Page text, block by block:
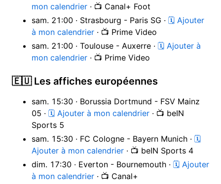
mon calendrier · 📺 Canal+ Foot
sam. 21:00 · Strasbourg - Paris SG · 🗓 Ajouter
à mon calendrier · 📺 Prime Video
sam. 21:00 · Toulouse - Auxerre · 🗓 Ajouter à
mon calendrier · 📺 Prime Video
🇪🇺 Les affiches européennes
sam. 15:30 · Borussia Dortmund - FSV Mainz
05 · 🗓 Ajouter à mon calendrier · 📺 beIN
Sports 5
sam. 15:30 · FC Cologne - Bayern Munich · 🗓
Ajouter à mon calendrier · 📺 beIN Sports 4
dim. 17:30 · Everton - Bournemouth · 🗓 Ajouter
à mon calendrier · 📺 Canal+